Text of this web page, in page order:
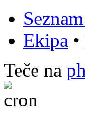
Ekipa •
Teče na